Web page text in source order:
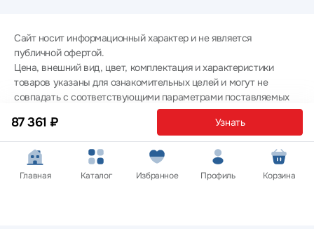
87 361 ₽ Узнать
Сайт носит информационный характер и не является
публичной офертой.
Цена, внешний вид, цвет, комплектация и характеристики
товаров указаны для ознакомительных целей и могут не
совпадать с соответствующими параметрами поставляемых
товаров - уточняйте информацию у менеджера при
оформлении заказа.
Политика конфиденциальности
© 2012 — 2026 ООО «Эпл Тэк»
Главная Каталог Избранное Профиль Корзина